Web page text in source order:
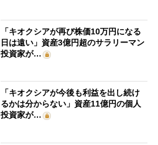
「キオクシアが再び株価10万円になる
日は遠い」資産3億円超のサラリーマン
投資家が…
「キオクシアが今後も利益を出し続け
るかは分からない」資産11億円の個人
投資家が…